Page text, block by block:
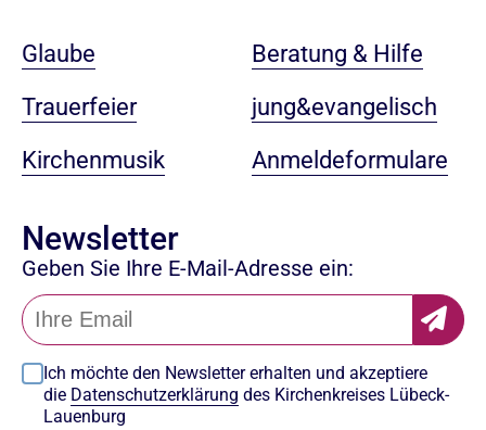
Glaube
Trauerfeier
Kirchenmusik
Beratung & Hilfe
jung&evangelisch
Anmeldeformulare
Newsletter
Geben Sie Ihre E-Mail-Adresse ein:
Ich möchte den Newsletter erhalten und akzeptiere
die Datenschutzerklärung des Kirchenkreises Lübeck-
Lauenburg